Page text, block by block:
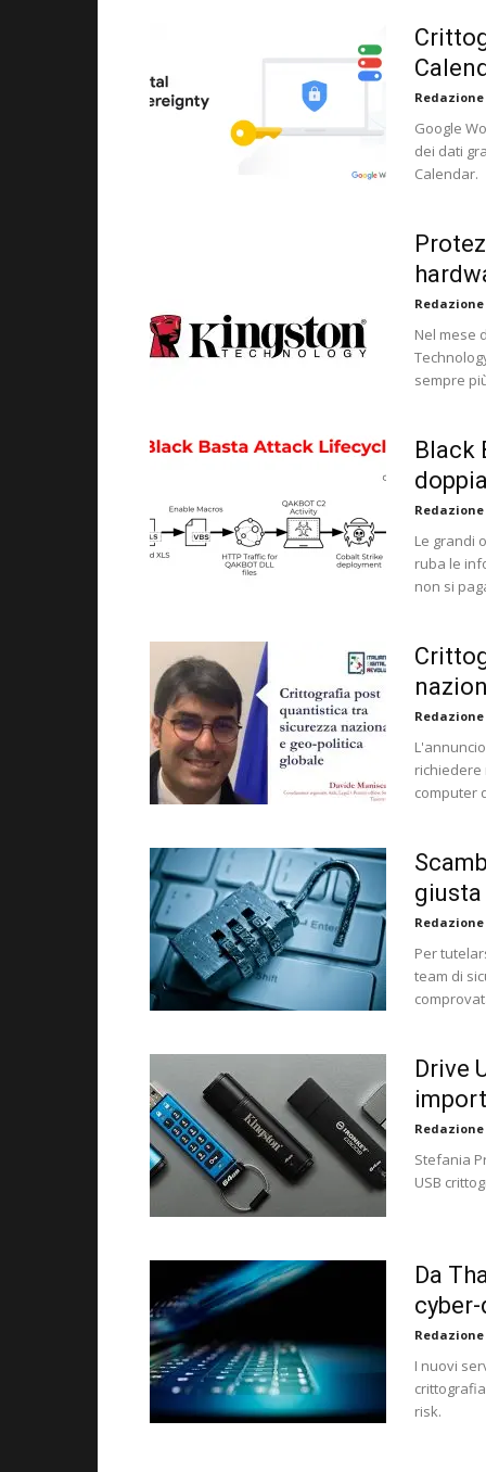
Google
dei dati
Calendar.
Nel mese
sempre
Black
Le grandi
ruba le
non si
richiedere
computer
Per
team di
Drive
Stefania
USB
Da
I nuovi
risk.